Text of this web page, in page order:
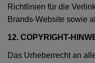
Richtlinien für die
Brands-Website sowie
12. COPYRIGHT-
Das Urheberrecht an